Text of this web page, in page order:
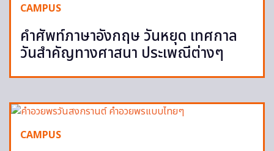
CAMPUS
คำศัพท์ภาษาอังกฤษ วันหยุด เทศกาล
วันสำคัญทางศาสนา ประเพณีต่างๆ
CAMPUS